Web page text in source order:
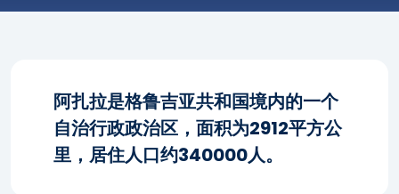
阿扎拉是格鲁吉亚共和国境内的一个
自治行政政治区，面积为2912平方公
里，居住人口约340000人。